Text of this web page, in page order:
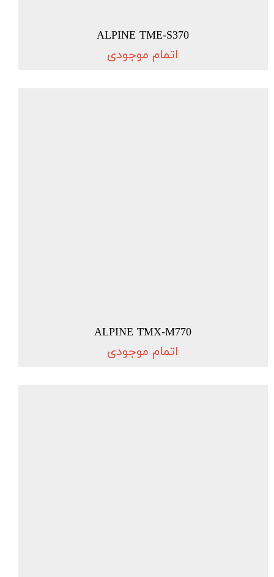
ALPINE TME-S370
اتمام موجودی
ALPINE TMX-M770
اتمام موجودی